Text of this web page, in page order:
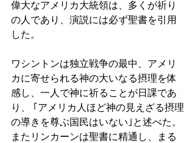
偉大なアメリカ大統領は、多くが祈り
の人であり、演説には必ず聖書を引用
した。
ワシントンは独立戦争の最中、アメリ
カに寄せられる神の大いなる摂理を体
感し、一人で神に祈ることが日課であ
り、 ｢アメリカ人ほど神の見えざる摂理
の導きを尊ぶ国民はいない｣と述べた。
またリンカーンは聖書に精通し、まる